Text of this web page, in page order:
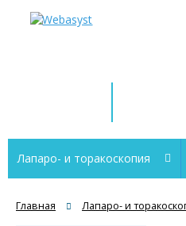
Лапаро- и торакоскопия
резектоскопия
Главная Лапаро- и